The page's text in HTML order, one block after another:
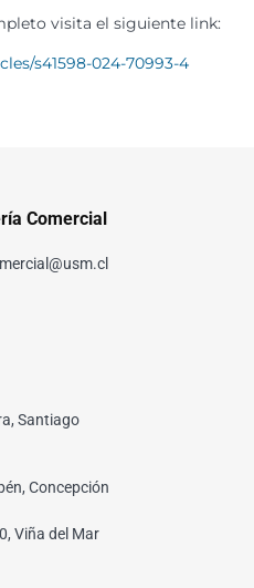
visita el siguiente link:
s41598-024-70993-4
Comercial
Santiago
Concepción
Viña del Mar